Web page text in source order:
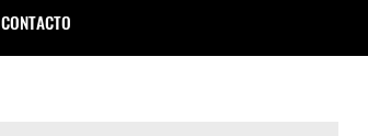
CONTACTO